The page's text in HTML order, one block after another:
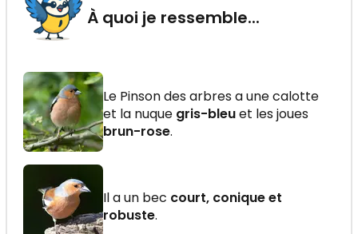
À quoi je ressemble...
Le Pinson des arbres a une calotte
et la nuque gris-bleuet les joues
brun-rose.
Il a un bec court, conique et
robuste.